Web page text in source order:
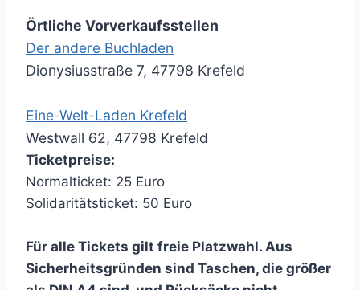
Örtliche Vorverkaufsstellen
Der andere Buchladen
Dionysiusstraße 7, 47798 Krefeld
Eine-Welt-Laden Krefeld
Westwall 62, 47798 Krefeld
Ticketpreise:
Normalticket: 25 Euro
Solidaritätsticket: 50 Euro
Für alle Tickets gilt freie Platzwahl. Aus
Sicherheitsgründen sind Taschen, die größer